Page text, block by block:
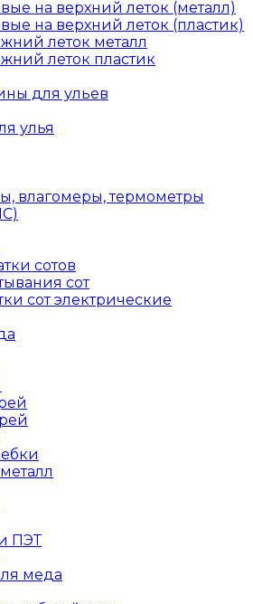
на верхний леток (металл)
на верхний леток (пластик)
леток металл
леток пластик
для ульев
улья
влагомеры, термометры
сотов
сот
сот электрические
ПЭТ
меда